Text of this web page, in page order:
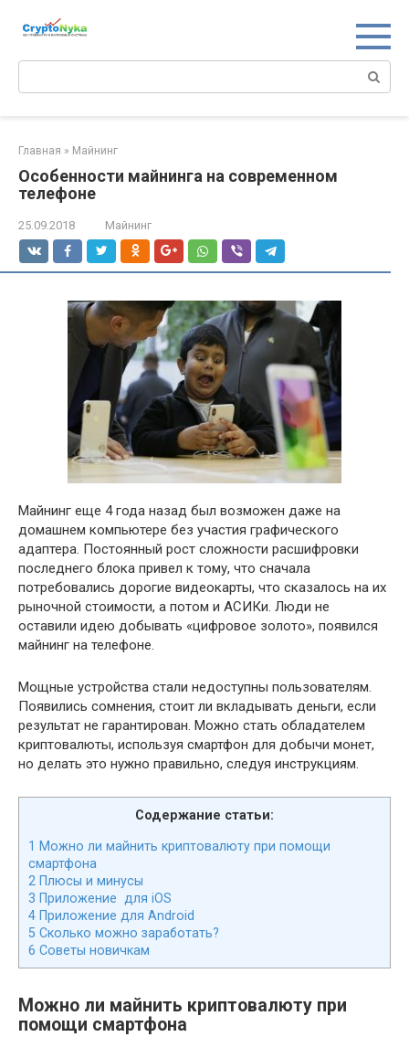
Главная » Майнинг
Особенности майнинга на современном
телефоне
25.09.2018 Майнинг
Майнинг еще 4 года назад был возможен даже на
домашнем компьютере без участия графического
адаптера. Постоянный рост сложности расшифровки
последнего блока привел к тому, что сначала
потребовались дорогие видеокарты, что сказалось на их
рыночной стоимости, а потом и АСИКи. Люди не
оставили идею добывать «цифровое золото», появился
майнинг на телефоне.
Мощные устройства стали недоступны пользователям.
Появились сомнения, стоит ли вкладывать деньги, если
результат не гарантирован. Можно стать обладателем
криптовалюты, используя смартфон для добычи монет,
но делать это нужно правильно, следуя инструкциям.
Содержание статьи:
1 Можно ли майнить криптовалюту при помощи
смартфона
2 Плюсы и минусы
3 Приложение для iOS
4 Приложение для Android
5 Сколько можно заработать?
6 Советы новичкам
Можно ли майнить криптовалюту при
помощи смартфона